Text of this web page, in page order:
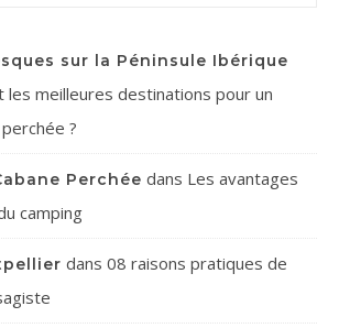
sur la Péninsule Ibérique
les meilleures destinations pour un
?
Perchée dans Les avantages
camping
dans 08 raisons pratiques de